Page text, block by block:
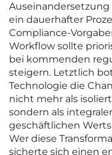
ein dauerhafter
Compliance-
Workflow sollte
bei kommenden
steigern. Letztlich
Technologie die
nicht mehr als
sondern als
geschäftlichen
Wer diese
sicherte sich einen